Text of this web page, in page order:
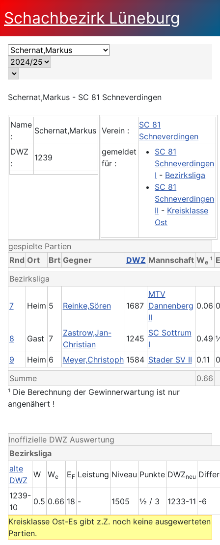
Schachbezirk Lüneburg
Schernat,Markus - SC 81 Schneverdingen
Name
:
Schernat,Markus
DWZ
:
1239
Verein :
SC 81
Schneverdingen
gemeldet
für :
SC 81
Schneverdingen
I - Bezirksliga
SC 81
Schneverdingen
II - Kreisklasse
Ost
gespielte Partien
Rnd Ort Brt Gegner DWZ Mannschaft We¹
Bezirksliga
7 Heim 5 Reinke,Sören 1687
MTV
Dannenberg
II
0.06 0
8 Gast 7
Zastrow,Jan-
Christian
1245
SC Sottrum
I
0.49
9 Heim 6 Meyer,Christoph 1584 Stader SV II 0.11
0
Summe
0.66
¹ Die Berechnung der Gewinnerwartung ist nur
angenähert !
Inoffizielle DWZ Auswertung
Bezirksliga
alte
DWZ
W We EF Leistung Niveau Punkte DWZneu
1239-
10
0.5 0.66 18 - 1505 ½ / 3 1233-11 -6
Kreisklasse Ost-Es gibt z.Z. noch keine ausgewerteten
Partien.